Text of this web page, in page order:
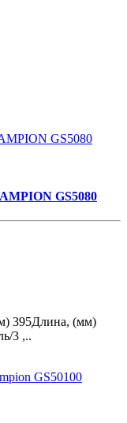
GS5080
395Длина, (мм)
3 ,..